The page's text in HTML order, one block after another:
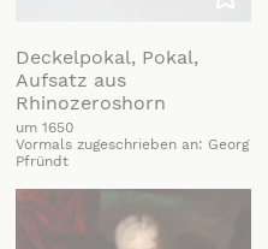
Zu
Deckelpokal, Pokal,
Aufsatz aus
Rhinozeroshorn
um 1650
Vormals zugeschrieben an: Georg
Pfründt